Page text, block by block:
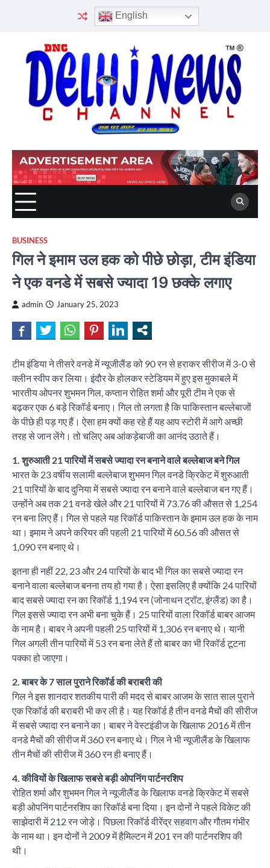
English
BUSINESS
गिल ने इमाम उल हक को पीछे छोड़ा, टीम इंडिया
ने एक वनडे में सबसे ज्यादा 19 छक्के लगाए
admin January 25, 2023
टीम इंडिया ने तीसरे वनडे में न्यूजीलैंड को 90 रन से हराकर सीरीज में 3-0 से
क्लीन स्वीप कर लिया। इंदौर के होलकर स्टेडियम में हुए इस मुकाबले में
भारतीय ओपनर शुभमन गिल, कप्तान रोहित शर्मा और पूरी टीम ने एक से
बढ़कर एक 6 बड़े रिकॉर्ड बनाए। गिल तो लगता है कि पाकिस्तान बल्लेबाजों
के पीछे ही पड़ गए हैं। ऐसा हम क्यों कह रहे हैं यह आप स्टोरी में आगे अच्छी
तरह से जान लेंगे। तो चलिए अब आंकड़ेबाजी का आनंद उठाते हैं।
1. शुरुआती 21 पारियों में सबसे ज्यादा रन बनाने वाले बल्लेबाज बने गिल
भारत के 23 वर्षीय सलामी बल्लेबाज शुभमन गिल वनडे क्रिकेट में शुरुआती
21 पारियों के बाद दुनिया में सबसे ज्यादा रन बनाने वाले बल्लेबाज बन गए हैं।
उन्होंने अब तक 21 वनडे खेले और 21 पारियों में 73.76 की औसत से 1,254
रन बना लिए हैं। गिल से पहले यह रिकॉर्ड पाकिस्तान के इमाम उल हक के नाम
था। इमाम ने अपने करियर की पहली 21 पारियों में 60.56 की औसत से
1,090 रन बनाए थे।
इतना ही नहीं 22, 23 और 24 पारियों के बाद भी गिल का सबसे ज्यादा रन
बनाने वाला बल्लेबाज बनना तय हो गया है। ऐसा इसलिए है क्योंकि 24 पारियों
बाद सबसे ज्यादा रन का रिकॉर्ड 1,194 रन (जोनाथन ट्रॉट, इंग्लैंड) का है।
गिल इससे ज्यादा रन अभी बना चुके हैं। 25 पारियों वाला रिकॉर्ड बाबर आजम
के नाम है। बाबर ने अपनी पहली 25 पारियों में 1,306 रन बनाए थे। यानी
गिल अगली तीन पारियों में 53 रन बना लेते हैं तो बाबर का भी रिकॉर्ड टूटना
पक्का हो जाएगा।
2. बाबर के 7 साल पुराने रिकॉर्ड की बराबरी की
गिल ने इस शानदार शतकीय पारी की मदद से बाबर आजम के सात साल पुराने
एक रिकॉर्ड की बराबरी भी कर ली है। यह रिकॉर्ड है तीन वनडे मैचों की सीरीज
में सबसे ज्यादा रन बनाने का। बाबर ने वेस्टइंडीज के खिलाफ 2016 में तीन
वनडे मैचों की सीरीज में 360 रन बनाए थे। गिल ने भी न्यूजीलैंड के खिलाफ
तीन मैचों की सीरीज में 360 रन ही बनाए हैं।
4. कीवियों के खिलाफ सबसे बड़ी ओपनिंग पार्टनरशिप
रोहित शर्मा और शुभमन गिल ने न्यूजीलैंड के खिलाफ वनडे क्रिकेट में सबसे
बड़ी ओपनिंग पार्टनरशिप का रिकॉर्ड बना दिया। इन दोनों ने पहले विकेट की
साझेदारी में 212 रन जोड़े। पिछला रिकॉर्ड वीरेंद्र सहवाग और गौतम गंभीर
के नाम था। इन दोनों ने 2009 में हैमिल्टन में 201 रन की पार्टनरशिप की
थी।